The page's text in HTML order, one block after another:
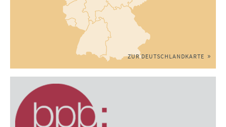
ZUR DEUTSCHLANDKARTE